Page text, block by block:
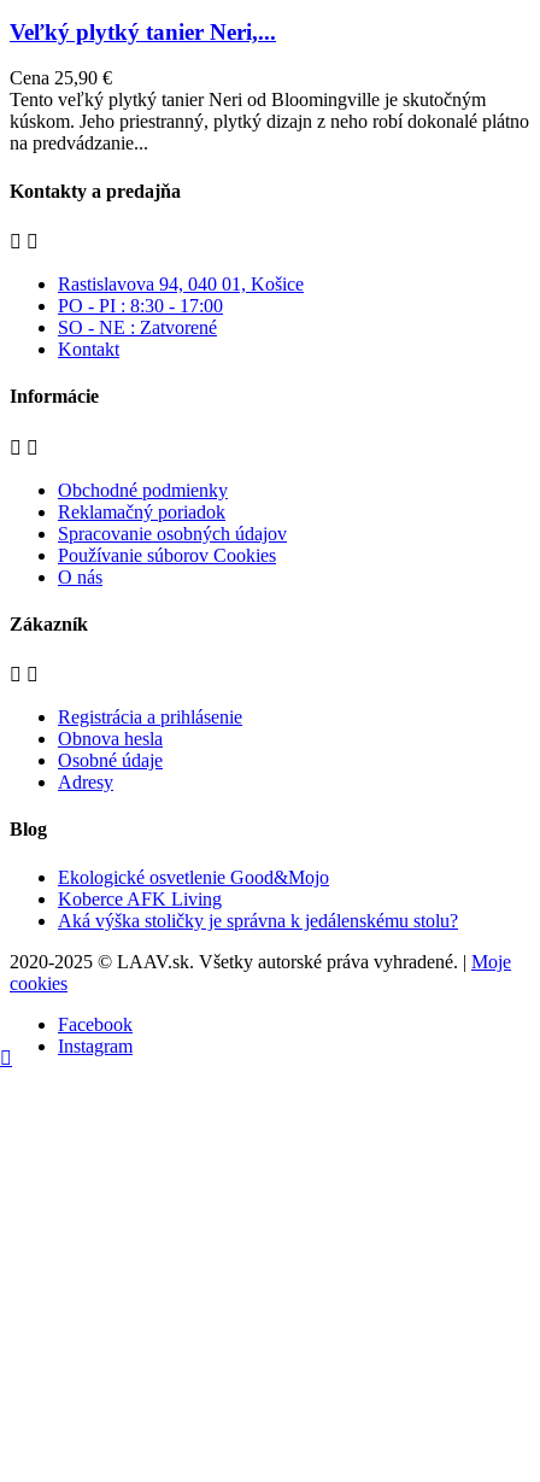
Veľký plytký tanier Neri,...
Cena 25,90 €
Tento veľký plytký tanier Neri od Bloomingville je skutočným
kúskom. Jeho priestranný, plytký dizajn z neho robí dokonalé plátno
na predvádzanie...
Kontakty a predajňa
 
Rastislavova 94, 040 01, Košice
PO - PI : 8:30 - 17:00
SO - NE : Zatvorené
Kontakt
Informácie
 
Obchodné podmienky
Reklamačný poriadok
Spracovanie osobných údajov
Používanie súborov Cookies
O nás
Zákazník
 
Registrácia a prihlásenie
Obnova hesla
Osobné údaje
Adresy
Blog
Ekologické osvetlenie Good&Mojo
Koberce AFK Living
Aká výška stoličky je správna k jedálenskému stolu?
2020-2025 © LAAV.sk. Všetky autorské práva vyhradené. | Moje
cookies
Facebook
Instagram
